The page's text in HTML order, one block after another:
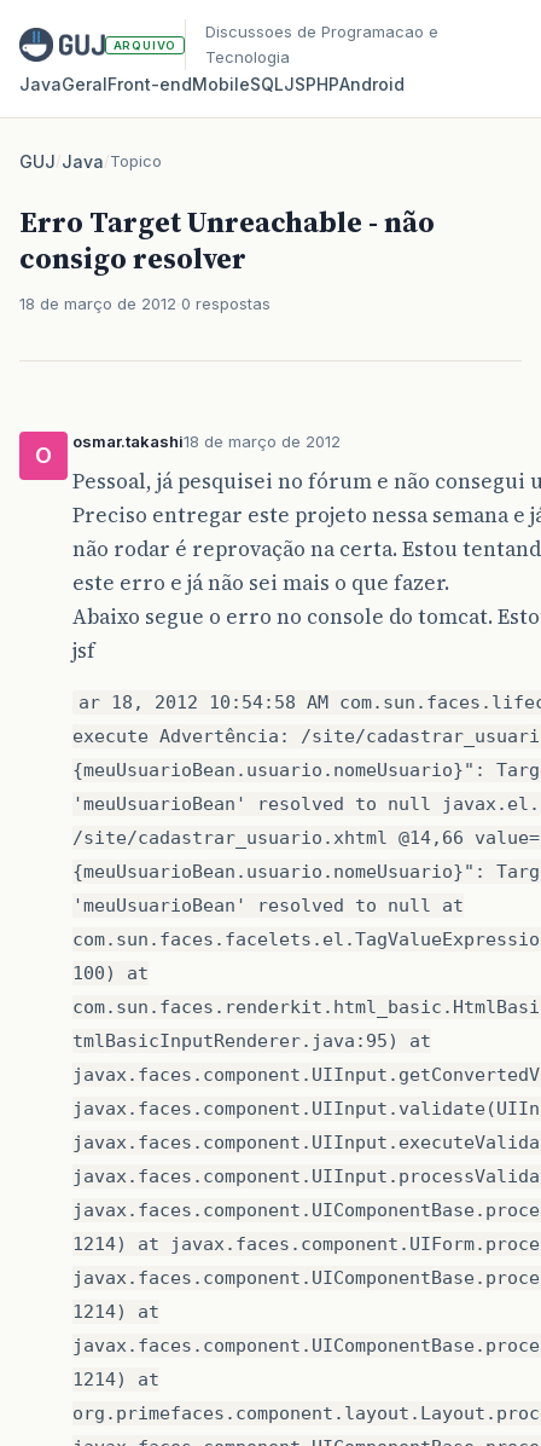
ARQUIVO
Discussoes de Programacao e
Tecnologia
JavaGeralFront‑endMobileSQLJSPHPAndroid
GUJ/Java/Topico
Erro Target Unreachable - não
consigo resolver
18 de março de 2012 0 respostas
O
osmar.takashi18 de março de 2012
Pessoal, já pesquisei no fórum e não consegui
Preciso entregar este projeto nessa semana e
não rodar é reprovação na certa. Estou
este erro e já não sei mais o que fazer.
Abaixo segue o erro no console do tomcat.
jsf
ar 18, 2012 10:54:58 AM
execute Advertência: /site/
{meuUsuarioBean.usuario.nomeUsuario}":
'meuUsuarioBean' resolved to null
/site/cadastrar_usuario.xhtml @14,66
{meuUsuarioBean.usuario.nomeUsuario}":
'meuUsuarioBean' resolved to null at
100) at
tmlBasicInputRenderer.java:95) at
1214) at
1214) at
1214) at